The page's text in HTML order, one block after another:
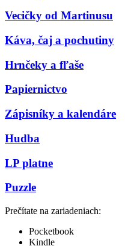
Vecičky od Martinusu
Káva, čaj a pochutiny
Hrnčeky a fľaše
Papiernictvo
Zápisníky a kalendáre
Hudba
LP platne
Puzzle
Prečítate na zariadeniach:
Pocketbook
Kindle